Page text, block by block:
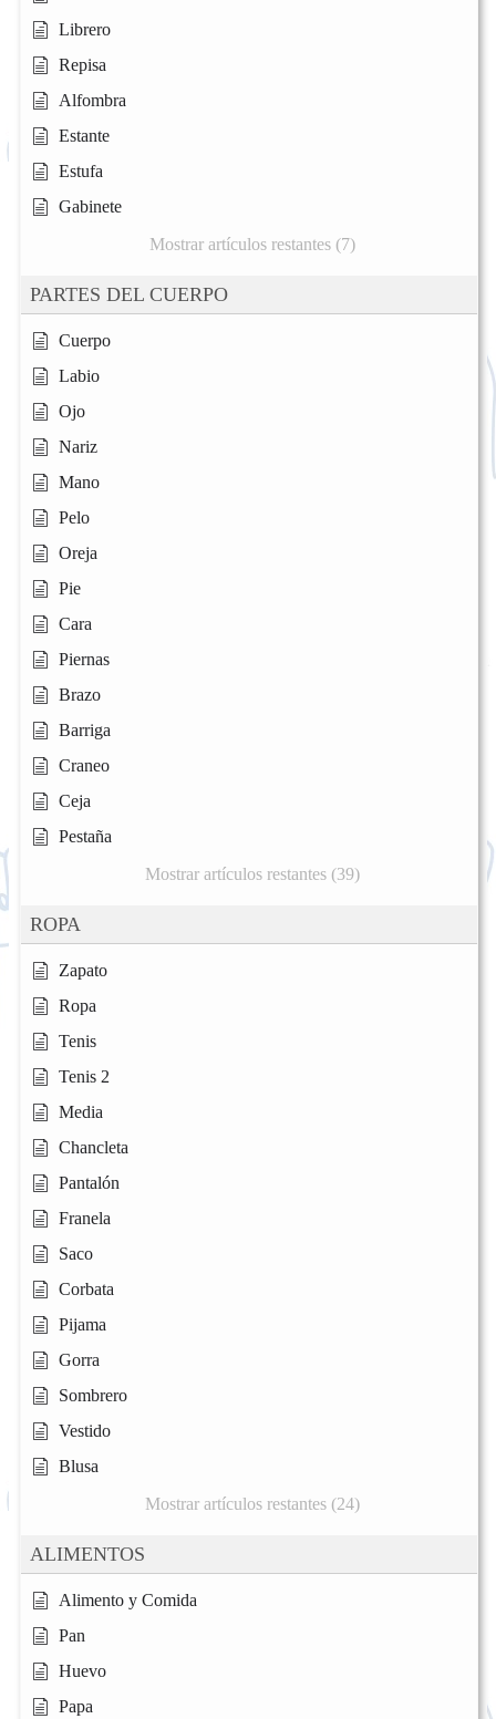
Librero
Repisa
Alfombra
Estante
Estufa
Gabinete
Mostrar artículos restantes (7)
PARTES DEL CUERPO
Cuerpo
Labio
Ojo
Nariz
Mano
Pelo
Oreja
Pie
Cara
Piernas
Brazo
Barriga
Craneo
Ceja
Pestaña
Mostrar artículos restantes (39)
ROPA
Zapato
Ropa
Tenis
Tenis 2
Media
Chancleta
Pantalón
Franela
Saco
Corbata
Pijama
Gorra
Sombrero
Vestido
Blusa
Mostrar artículos restantes (24)
ALIMENTOS
Alimento y Comida
Pan
Huevo
Papa